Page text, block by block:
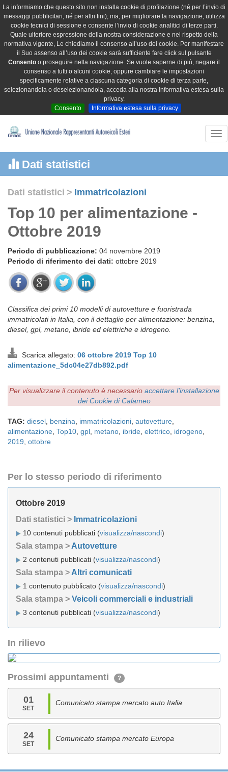
La informiamo che questo sito non installa cookie di profilazione (né per l’invio di
messaggi pubblicitari, né per altri fini); ma, per migliorare la navigazione, utilizza
cookie tecnici di sessione e consente l’invio di cookie analitici di terze parti.
Quale ulteriore espressione della nostra considerazione e nel rispetto della
normativa vigente, Le chiediamo il consenso all’uso dei cookie. Per manifestare
il Suo assenso all’uso dei cookie sarà sufficiente fare click sul pulsante
Consento o proseguire nella navigazione. Se vuole saperne di più, negare il
consenso a tutti o alcuni cookie, oppure cambiare le impostazioni
specificamente relative a ciascuna categoria di cookie di terza parte,
selezionandola o deselezionandola, acceda alla nostra Informativa estesa sulla
privacy.
Consento
Informativa estesa sulla privacy
Dati statistici
Dati statistici > Immatricolazioni
Top 10 per alimentazione -
Ottobre 2019
Periodo di pubblicazione: 04 novembre 2019
Periodo di riferimento dei dati: ottobre 2019
Classifica dei primi 10 modelli di autovetture e fuoristrada
immatricolati in Italia, con il dettaglio per alimentazione: benzina,
diesel, gpl, metano, ibride ed elettriche e idrogeno.
Scarica allegato: 06 ottobre 2019 Top 10
alimentazione_5dc04e27db892.pdf
Per visualizzare il contenuto è necessario accettare l'installazione
dei Cookie di Calameo
TAG: diesel benzina immatricolazioni autovetture
alimentazione Top10 gpl metano ibride elettrico idrogeno
2019 ottobre
Per lo stesso periodo di riferimento
Ottobre 2019
Dati statistici > Immatricolazioni
10 contenuti pubblicati (visualizza/nascondi)
Sala stampa > Autovetture
2 contenuti pubblicati (visualizza/nascondi)
Sala stampa > Altri comunicati
1 contenuto pubblicato (visualizza/nascondi)
Sala stampa > Veicoli commerciali e industriali
3 contenuti pubblicati (visualizza/nascondi)
In rilievo
Prossimi appuntamenti ?
01
SET
Comunicato stampa mercato auto Italia
24
SET
Comunicato stampa mercato Europa